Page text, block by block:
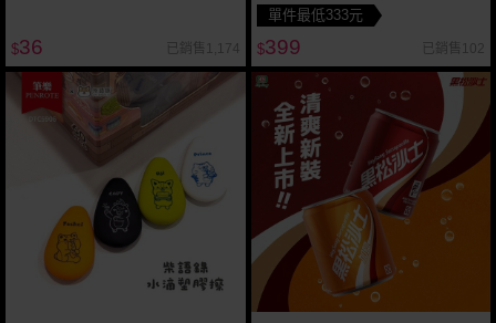
$36 已銷售1,174
單件最低333元
$399 已銷售102